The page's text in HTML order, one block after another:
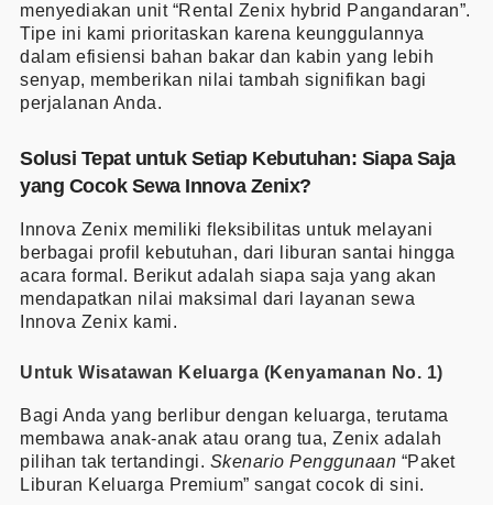
menyediakan unit “Rental Zenix hybrid Pangandaran”.
Tipe ini kami prioritaskan karena keunggulannya
dalam efisiensi bahan bakar dan kabin yang lebih
senyap, memberikan nilai tambah signifikan bagi
perjalanan Anda.
Solusi Tepat untuk Setiap Kebutuhan: Siapa Saja
yang Cocok Sewa Innova Zenix?
Innova Zenix memiliki fleksibilitas untuk melayani
berbagai profil kebutuhan, dari liburan santai hingga
acara formal. Berikut adalah siapa saja yang akan
mendapatkan nilai maksimal dari layanan sewa
Innova Zenix kami.
Untuk Wisatawan Keluarga (Kenyamanan No. 1)
Bagi Anda yang berlibur dengan keluarga, terutama
membawa anak-anak atau orang tua, Zenix adalah
pilihan tak tertandingi. Skenario Penggunaan “Paket
Liburan Keluarga Premium” sangat cocok di sini.